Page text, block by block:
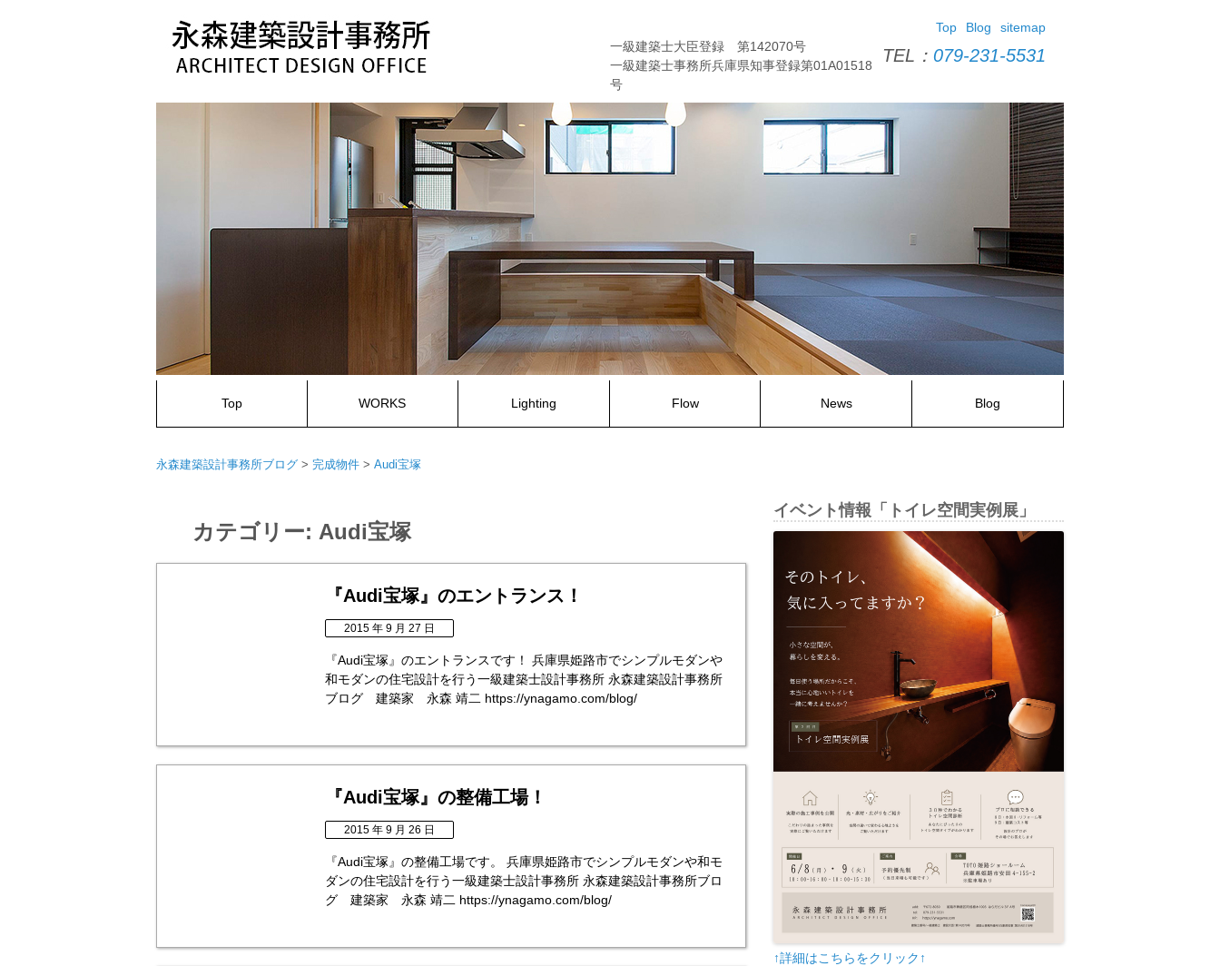
sitemap
Blog
Top
TEL： 079-231-5531
一級建築士大臣登録 第142070号
一級建築士事務所兵庫県知事登録第01A01518
号
Top WORKS Lighting Flow News Blog
永森建築設計事務所ブログ > 完成物件 > Audi宝塚
カテゴリー: Audi宝塚
『Audi宝塚』のエントランス！
2015 年 9 月 27 日
『Audi宝塚』のエントランスです！ 兵庫県姫路市でシンプルモダンや
和モダンの住宅設計を行う一級建築士設計事務所 永森建築設計事務所
ブログ 建築家 永森 靖二 https://ynagamo.com/blog/
『Audi宝塚』の整備工場！
2015 年 9 月 26 日
『Audi宝塚』の整備工場です。 兵庫県姫路市でシンプルモダンや和モ
ダンの住宅設計を行う一級建築士設計事務所 永森建築設計事務所ブロ
グ 建築家 永森 靖二 https://ynagamo.com/blog/
イベント情報「トイレ空間実例展」
↑詳細はこちらをクリック↑